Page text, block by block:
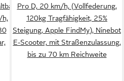
h,
Pro D, 20 km/h, (Vollfederung,
120kg Tragfähigkeit, 25%
Steigung, Apple FindMy), Ninebot
E-Scooter, mit Straßenzulassung,
bis zu 70 km Reichweite